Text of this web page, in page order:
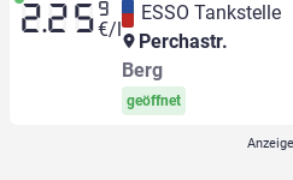
2.25 9
€/l
ESSO Tankstelle
Perchastr.
Berg
geöffnet